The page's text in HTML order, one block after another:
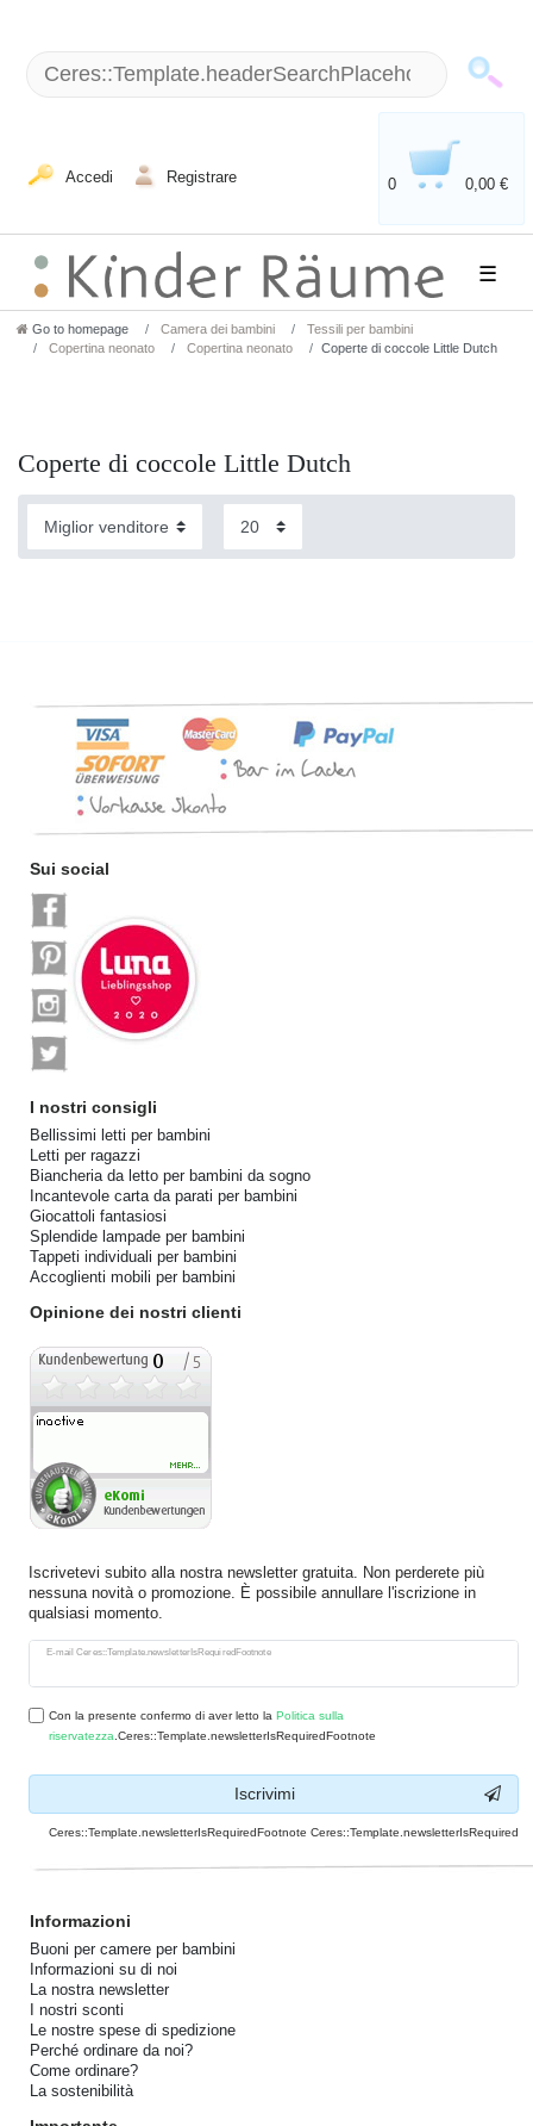
Accedi Registrare 0 0,00 €
☰
Go to homepage Camera dei bambini
Tessili per bambini
Copertina neonato
Copertina neonato Coperte di coccole Little Dutch
Coperte di coccole Little Dutch
Sui social
I nostri consigli
Bellissimi letti per bambini
Letti per ragazzi
Biancheria da letto per bambini da sogno
Incantevole carta da parati per bambini
Giocattoli fantasiosi
Splendide lampade per bambini
Tappeti individuali per bambini
Accoglienti mobili per bambini
Opinione dei nostri clienti
Iscrivetevi subito alla nostra newsletter gratuita. Non perderete più
nessuna novità o promozione. È possibile annullare l'iscrizione in
qualsiasi momento.
E-mail Ceres::Template.newsletterIsRequiredFootnote
Ceres::Template.newsletterHoneypotLabel
Con la presente confermo di aver letto laPolitica sulla
riservatezza .Ceres::Template.newsletterIsRequiredFootnote
Iscrivimi
Ceres::Template.newsletterIsRequiredFootnote Ceres::Template.newsletterIsRequired
Informazioni
Buoni per camere per bambini
Informazioni su di noi
La nostra newsletter
I nostri sconti
Le nostre spese di spedizione
Perché ordinare da noi?
Come ordinare?
La sostenibilità